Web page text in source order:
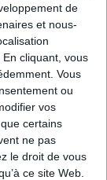
de
et nous-
En cliquant, vous
Vous
ou
vos
certains
ne pas
le droit de vous
ce site Web.
dans la Maison
sentiment au sein
que ses allées et
comme si une
Prix Les
récit français),
des lectrices
2026